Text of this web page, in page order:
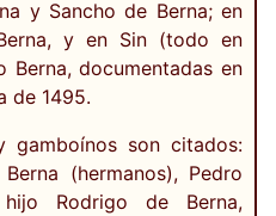
y Sancho de Berna; en
y en Sin (todo en
Berna, documentadas en
de 1495.
son citados:
(hermanos), Pedro
Rodrigo de Berna,